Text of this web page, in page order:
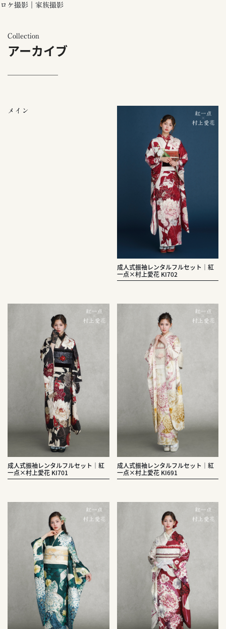
ロケ撮影｜家族撮影
Collection
アーカイブ
メイン
成人式振袖レンタルフルセット｜紅
一点×村上愛花 KI702
成人式振袖レンタルフルセット｜紅
一点×村上愛花 KI701
成人式振袖レンタルフルセット｜紅
一点×村上愛花 KI691